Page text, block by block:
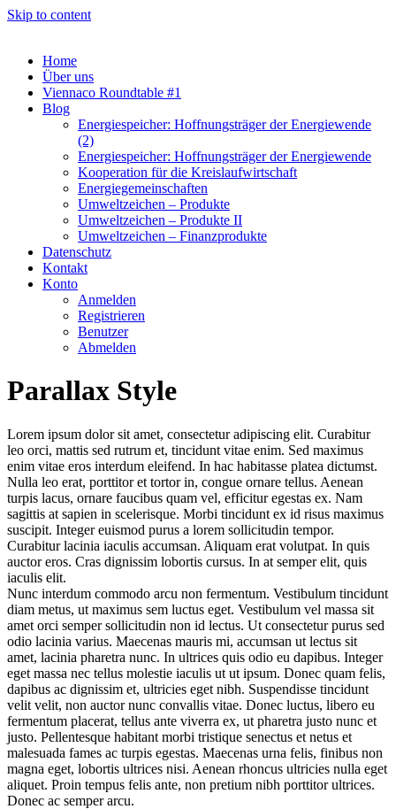
Skip to content
Home
Über uns
Viennaco Roundtable #1
Blog
Energiespeicher: Hoffnungsträger der Energiewende
(2)
Energiespeicher: Hoffnungsträger der Energiewende
Kooperation für die Kreislaufwirtschaft
Energiegemeinschaften
Umweltzeichen – Produkte
Umweltzeichen – Produkte II
Umweltzeichen – Finanzprodukte
Datenschutz
Kontakt
Konto
Anmelden
Registrieren
Benutzer
Abmelden
Parallax Style
Lorem ipsum dolor sit amet, consectetur adipiscing elit. Curabitur
leo orci, mattis sed rutrum et, tincidunt vitae enim. Sed maximus
enim vitae eros interdum eleifend. In hac habitasse platea dictumst.
Nulla leo erat, porttitor et tortor in, congue ornare tellus. Aenean
turpis lacus, ornare faucibus quam vel, efficitur egestas ex. Nam
sagittis at sapien in scelerisque. Morbi tincidunt ex id risus maximus
suscipit. Integer euismod purus a lorem sollicitudin tempor.
Curabitur lacinia iaculis accumsan. Aliquam erat volutpat. In quis
auctor eros. Cras dignissim lobortis cursus. In at semper elit, quis
iaculis elit.
Nunc interdum commodo arcu non fermentum. Vestibulum tincidunt
diam metus, ut maximus sem luctus eget. Vestibulum vel massa sit
amet orci semper sollicitudin non id lectus. Ut consectetur purus sed
odio lacinia varius. Maecenas mauris mi, accumsan ut lectus sit
amet, lacinia pharetra nunc. In ultrices quis odio eu dapibus. Integer
eget massa nec tellus molestie iaculis ut ut ipsum. Donec quam felis,
dapibus ac dignissim et, ultricies eget nibh. Suspendisse tincidunt
velit velit, non auctor nunc convallis vitae. Donec luctus, libero eu
fermentum placerat, tellus ante viverra ex, ut pharetra justo nunc et
justo. Pellentesque habitant morbi tristique senectus et netus et
malesuada fames ac turpis egestas. Maecenas urna felis, finibus non
magna eget, lobortis ultrices nisi. Aenean rhoncus ultricies nulla eget
aliquet. Proin tempus felis ante, non pretium nibh porttitor ultrices.
Donec ac semper arcu.